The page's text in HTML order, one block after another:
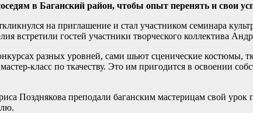
в Баганский район, чтобы опыт перенять и свои
на приглашение и стал участником семинара
встретили гостей участники творческого коллектива
разных уровней, сами шьют сценические костюмы,
класс по ткачеству. Это им пригодится в освоении
Позднякова преподали баганским мастерицам свой урок